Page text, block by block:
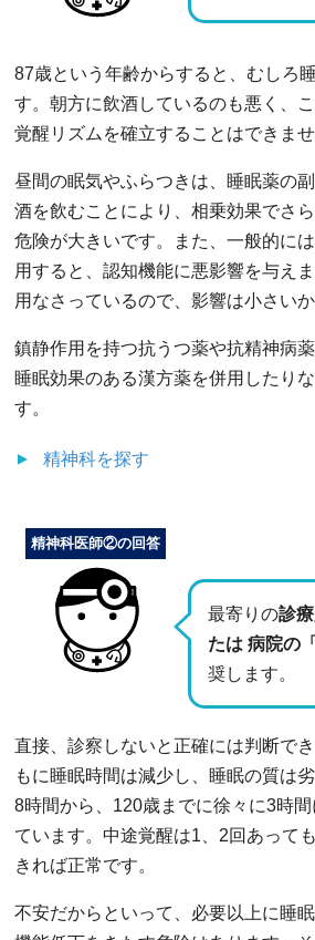
87歳という年齢からすると、むしろ
す。朝方に飲酒しているのも悪く、
覚醒リズムを確立することはできませ
昼間の眠気やふらつきは、睡眠薬の
酒を飲むことにより、相乗効果でさ
危険が大きいです。また、一般的に
用すると、認知機能に悪影響を与え
用なさっているので、影響は小さいか
鎮静作用を持つ抗うつ薬や抗精神病
睡眠効果のある漢方薬を併用したり
す。
精神科を探す
最寄りの診
たは 病院の
奨します。
精神科医師②の回答
直接、診察しないと正確には判断で
もに睡眠時間は減少し、睡眠の質は
8時間から、120歳までに徐々に3時
ています。中途覚醒は1、2回あって
きれば正常です。
不安だからといって、必要以上に睡